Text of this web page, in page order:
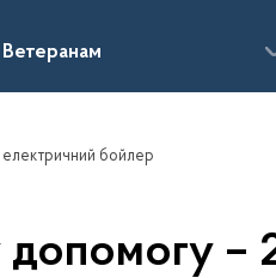
Ветеранам
електричний бойлер
допомогу –